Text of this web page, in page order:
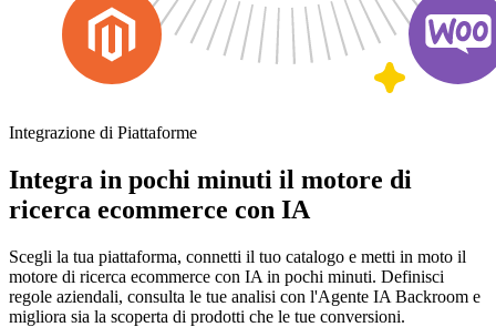
Integrazione di Piattaforme
Integra in pochi minuti il motore di
ricerca ecommerce con IA
Scegli la tua piattaforma, connetti il tuo catalogo e metti in moto il
motore di ricerca ecommerce con IA in pochi minuti. Definisci
regole aziendali, consulta le tue analisi con l'Agente IA Backroom e
migliora sia la scoperta di prodotti che le tue conversioni.